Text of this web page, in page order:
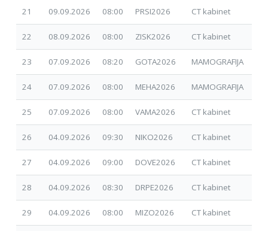
21 09.09.2026 08:00 PRSI2026 CT kabinet
22 08.09.2026 08:00 ZISK2026 CT kabinet
23 07.09.2026 08:20 GOTA2026 MAMOGRAFIJA
24 07.09.2026 08:00 MEHA2026 MAMOGRAFIJA
25 07.09.2026 08:00 VAMA2026 CT kabinet
26 04.09.2026 09:30 NIKO2026 CT kabinet
27 04.09.2026 09:00 DOVE2026 CT kabinet
28 04.09.2026 08:30 DRPE2026 CT kabinet
29 04.09.2026 08:00 MIZO2026 CT kabinet